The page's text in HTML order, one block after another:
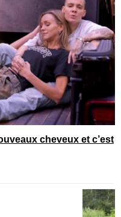
cheveux et c’est